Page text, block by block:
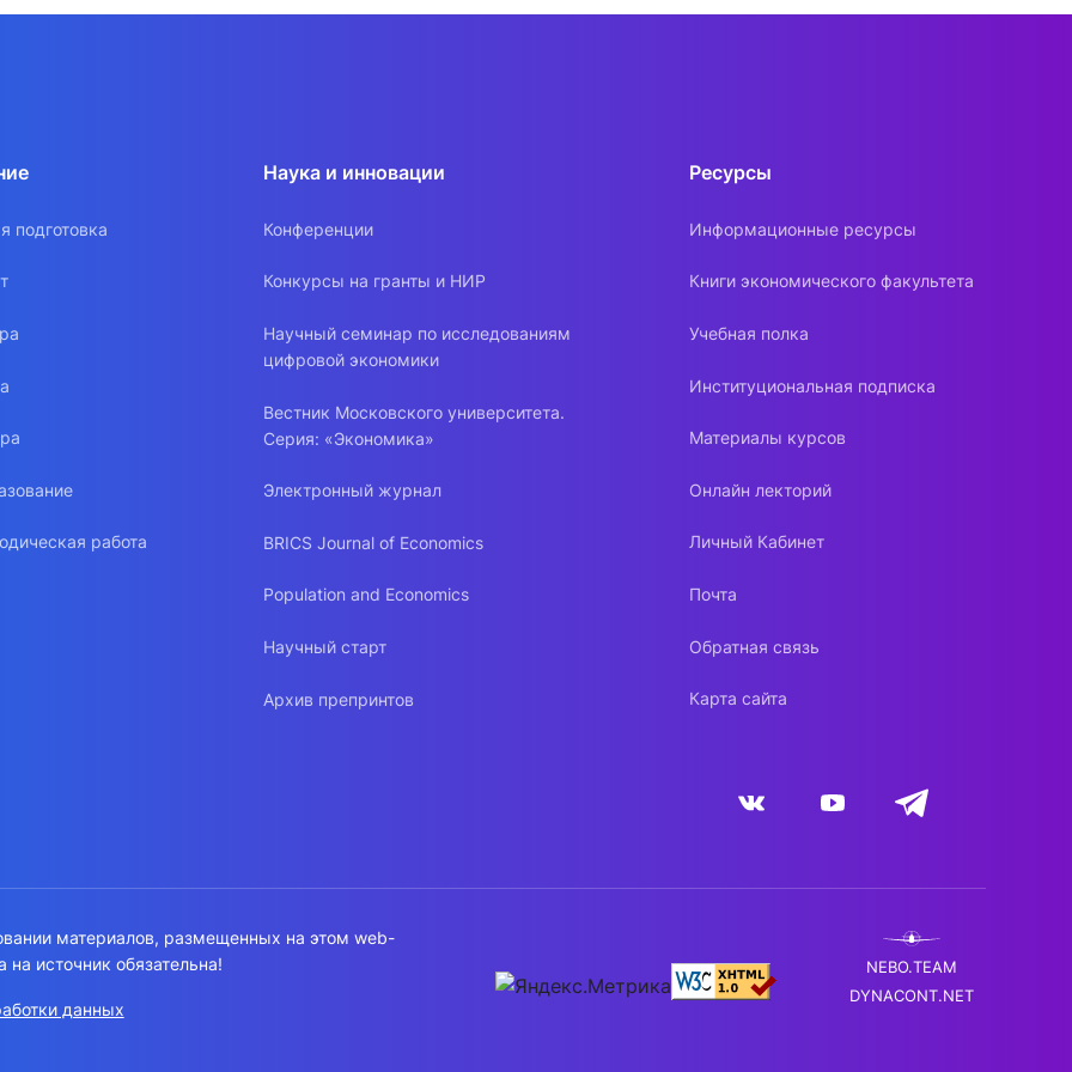
подготовка
работа
Наука и инновации
Конференции
Конкурсы на гранты и НИР
Научный семинар по исследованиям
цифровой экономики
Вестник Московского университета.
Серия: «Экономика»
Электронный журнал
BRICS Journal of Economics
Population and Economics
Научный старт
Архив препринтов
Ресурсы
Информационные ресурсы
Книги экономического факультета
Учебная полка
Институциональная подписка
Материалы курсов
Онлайн лекторий
Личный Кабинет
Почта
Обратная связь
Карта сайта
материалов, размещенных на этом web-
на источник обязательна!
данных
NEBO.TEAM
DYNACONT.NET